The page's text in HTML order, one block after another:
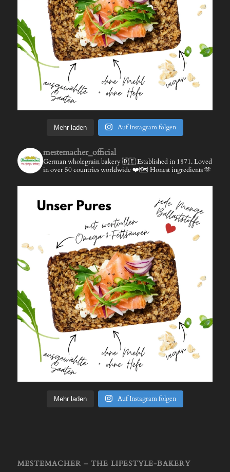
Mehr laden Auf Instagram folgen
mestemacher_official
German wholegrain bakery 🇩🇪Established in 1871.Loved
in over 50 countries worldwide ❤️🗺️ Honest ingredients 🫶
Mehr laden Auf Instagram folgen
MESTEMACHER – THE LIFESTYLE-BAKERY